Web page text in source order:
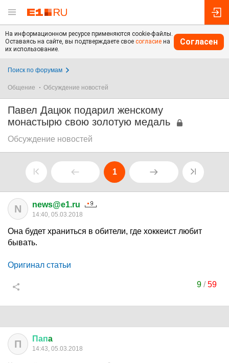
На информационном ресурсе применяются cookie-файлы.
Оставаясь на сайте, вы подтверждаете свое согласие на
их использование.
Согласен
Поиск по форумам
Общение Обсуждение новостей
Павел Дацюк подарил женскому
монастырю свою золотую медаль
Обсуждение новостей
1
N news@e1.ru
14:40, 05.03.2018
Она будет храниться в обители, где хоккеист любит
бывать.
Оригинал статьи
9 /59
П Папa
14:43, 05.03.2018